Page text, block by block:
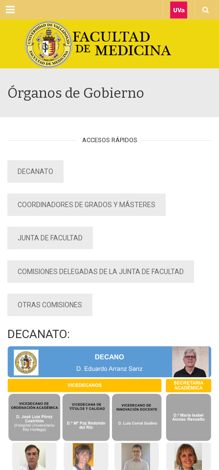
Menu
Órganos de Gobierno
ACCESOS RÁPIDOS
DECANATO
COORDINADORES DE GRADOS Y MÁSTERES
JUNTA DE FACULTAD
COMISIONES DELEGADAS DE LA JUNTA DE FACULTAD
OTRAS COMISIONES
DECANATO: